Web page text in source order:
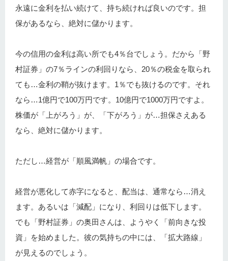
永遠に金利を払い続けて、持ち続ければ良いのです。担
保があるなら、絶対に儲かります。
今の信用の金利は高い所でも4％台でしょう。だから「野
村証券」の7％ラインの利回りなら、20％の税金を取られ
ても…金利の鞘が抜けます。1％でも抜けるのです。それ
なら…1億円で100万円です。10億円で1000万円ですよ。
株価が「上がろう」が、「下がろう」が…担保さえある
なら、絶対に儲かります。
ただし…経営が「順風満帆」の場合です。
経営が悪化して赤字になると、配当は、通常なら…消え
ます。あるいは「減配」になり、利回りは低下します。
でも「野村証券」の奥田さんは、ようやく「前向きな投
資」を始めました。彼の気持ちの中には、「拡大路線」
が見えるのでしょう。